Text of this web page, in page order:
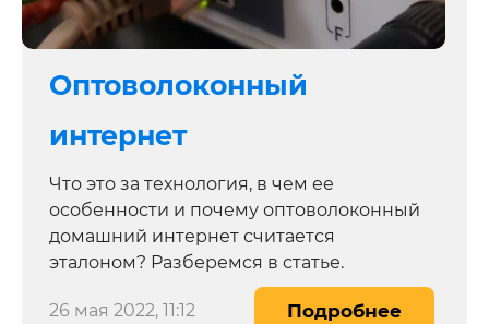
Оптоволоконный
интернет
Что это за технология, в чем ее
особенности и почему оптоволоконный
домашний интернет считается
эталоном? Разберемся в статье.
26 мая 2022, 11:12 Подробнее